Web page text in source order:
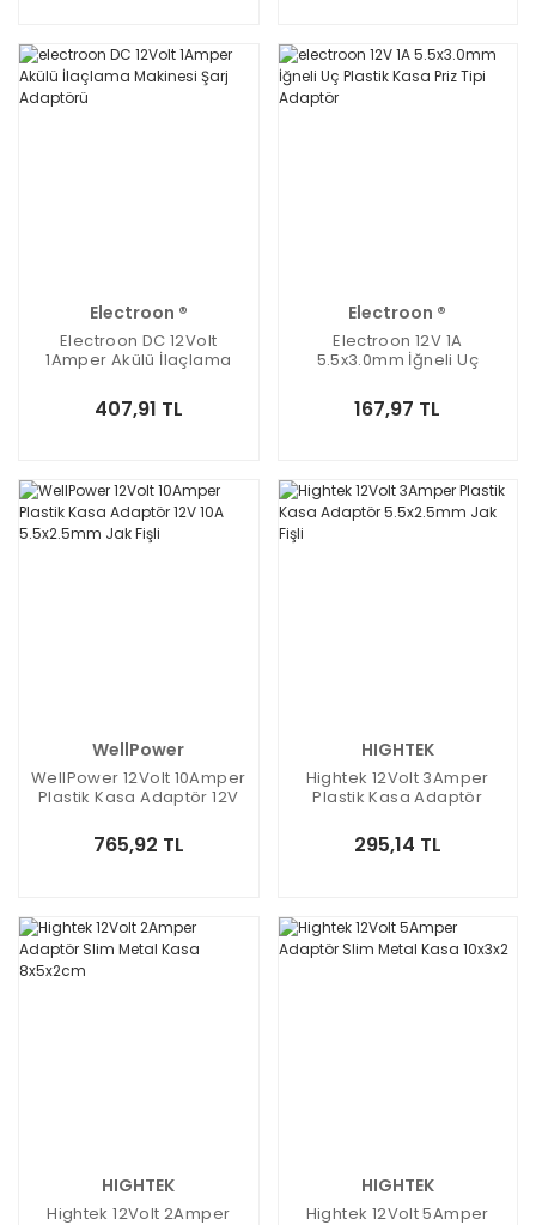
Electroon ®
Electroon DC 12Volt
1Amper Akülü İlaçlama
407,91 TL
Electroon ®
Electroon 12V 1A
5.5x3.0mm İğneli Uç
Adaptör
167,97 TL
WellPower
WellPower 12Volt 10Amper
Plastik Kasa Adaptör 12V
765,92 TL
HIGHTEK
Hightek 12Volt 3Amper
Plastik Kasa Adaptör
295,14 TL
HIGHTEK
Hightek 12Volt 2Amper
HIGHTEK
Hightek 12Volt 5Amper